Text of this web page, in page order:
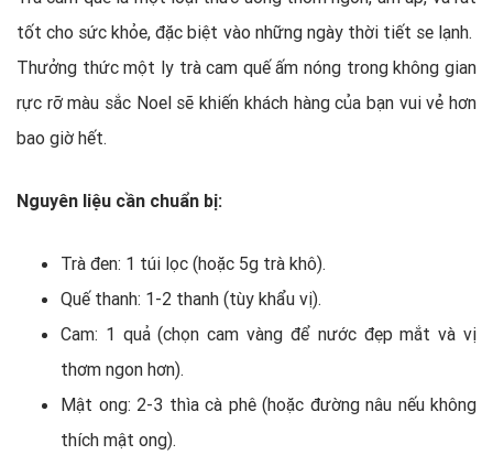
tốt cho sức khỏe, đặc biệt vào những ngày thời tiết se lạnh.
Thưởng thức một ly trà cam quế ấm nóng trong không gian
rực rỡ màu sắc Noel sẽ khiến khách hàng của bạn vui vẻ hơn
bao giờ hết.
Nguyên liệu cần chuẩn bị:
Trà đen: 1 túi lọc (hoặc 5g trà khô).
Quế thanh: 1-2 thanh (tùy khẩu vị).
Cam: 1 quả (chọn cam vàng để nước đẹp mắt và vị
thơm ngon hơn).
Mật ong: 2-3 thìa cà phê (hoặc đường nâu nếu không
thích mật ong).